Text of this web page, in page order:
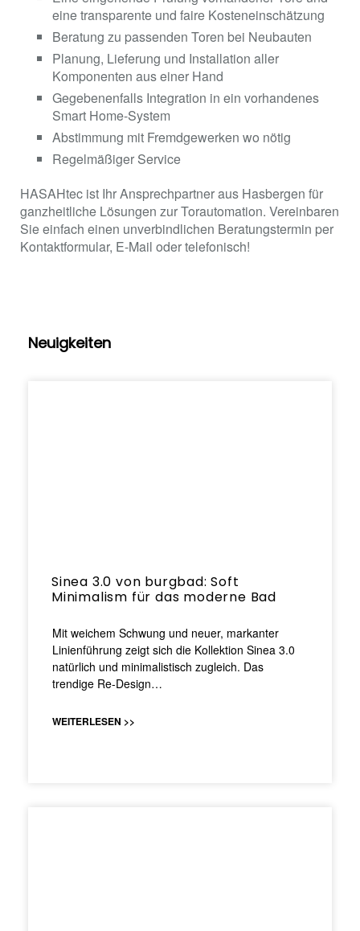
eine transparente und faire Kosteneinschätzung
Beratung zu passenden Toren bei Neubauten
Planung, Lieferung und Installation aller
Komponenten aus einer Hand
Gegebenenfalls Integration in ein vorhandenes
Smart Home-System
Abstimmung mit Fremdgewerken wo nötig
Regelmäßiger Service
HASAHtec ist Ihr Ansprechpartner aus Hasbergen für
ganzheitliche Lösungen zur Torautomation. Vereinbaren
Sie einfach einen unverbindlichen Beratungstermin per
Kontaktformular, E-Mail oder telefonisch!
Neuigkeiten
Sinea 3.0 von burgbad: Soft
Minimalism für das moderne Bad
Mit weichem Schwung und neuer, markanter
Linienführung zeigt sich die Kollektion Sinea 3.0
natürlich und minimalistisch zugleich. Das
trendige Re-Design…
WEITERLESEN >>